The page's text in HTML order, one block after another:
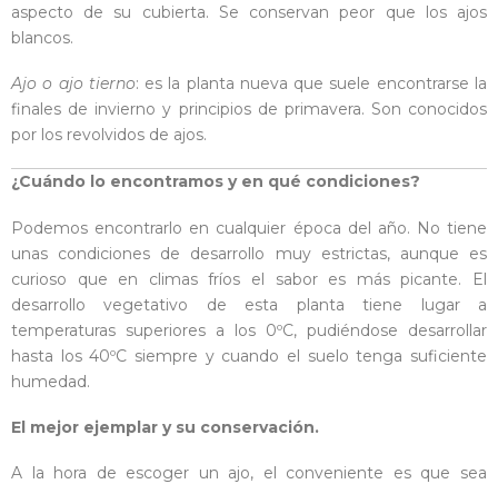
aspecto de su cubierta. Se conservan peor que los ajos
blancos.
Ajo o ajo tierno: es la planta nueva que suele encontrarse la
finales de invierno y principios de primavera. Son conocidos
por los revolvidos de ajos.
¿Cuándo lo encontramos y en qué condiciones?
Podemos encontrarlo en cualquier época del año. No tiene
unas condiciones de desarrollo muy estrictas, aunque es
curioso que en climas fríos el sabor es más picante. El
desarrollo vegetativo de esta planta tiene lugar a
temperaturas superiores a los 0ºC, pudiéndose desarrollar
hasta los 40ºC siempre y cuando el suelo tenga suficiente
humedad.
El mejor ejemplar y su conservación.
A la hora de escoger un ajo, el conveniente es que sea